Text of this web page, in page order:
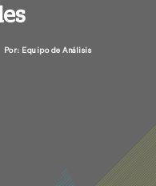
Por: Equipo de Análisis